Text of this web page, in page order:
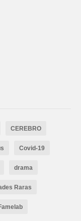
CEREBRO
Covid-19
drama
Raras